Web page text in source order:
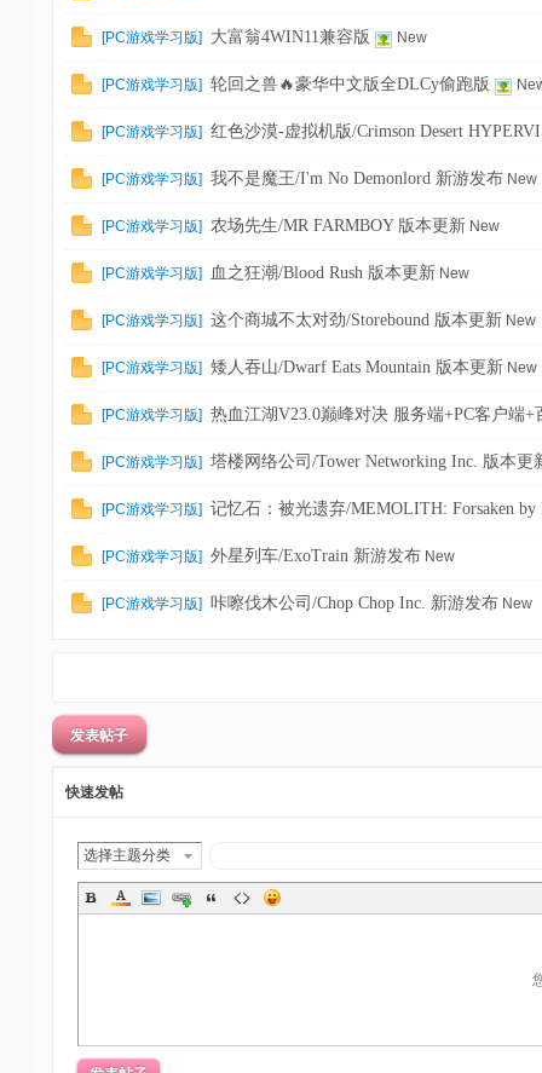
[PC游戏学习版] 大富翁4WIN11兼容版 New
[PC游戏学习版] 轮回之兽🔥豪华中文版全DLCy偷跑版
[PC游戏学习版] 红色沙漠-虚拟机版/Crimson Desert
[PC游戏学习版] 我不是魔王/I'm No Demonlord 新游发布 New
[PC游戏学习版] 农场先生/MR FARMBOY 版本更新 New
[PC游戏学习版] 血之狂潮/Blood Rush 版本更新 New
[PC游戏学习版] 这个商城不太对劲/Storebound 版本更新 New
[PC游戏学习版] 矮人吞山/Dwarf Eats Mountain 版本更新 New
[PC游戏学习版] 热血江湖V23.0巅峰对决 服务端+PC客户端+
[PC游戏学习版] 塔楼网络公司/Tower Networking Inc. 版本更
[PC游戏学习版] 记忆石：被光遗弃/MEMOLITH: Forsaken
[PC游戏学习版] 外星列车/ExoTrain 新游发布 New
[PC游戏学习版] 咔嚓伐木公司/Chop Chop Inc. 新游发布 New
发表帖子
快速发帖
选择主题分类